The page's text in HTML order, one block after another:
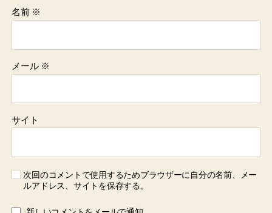
名前 ※
メール ※
サイト
次回のコメントで使用するためブラウザーに自分の名前、メー
ルアドレス、サイトを保存する。